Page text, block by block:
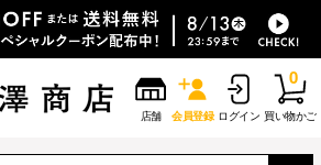
店舗 会員登録 ログイン 買い物かご
0